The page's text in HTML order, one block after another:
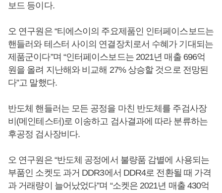
보드 등이다.
오 연구원은 “티에스이의 주요제품인 인터페이스보드는
핸들러와 테스터 사이의 연결장치로서 수혜가 기대되는
제품군이다”며 “인터페이스보드는 2021년 매출 696억
원을 올려 지난해와 비교해 27% 상승할 것으로 전망된
다”고 말했다.
반도체 핸들러는 모든 공정을 마친 반도체를 주검사장
비(메인테스터)로 이송하고 검사결과에 따라 분류하는
후공정 검사장비다.
오 연구원은 “반도체 공정에서 불량품 감별에 사용되는
부품인 소켓도 과거 DDR3에서 DDR4로 전환될 때 가격
과 거래량이 늘어났었다”며 “소켓은 2021년 매출 430억